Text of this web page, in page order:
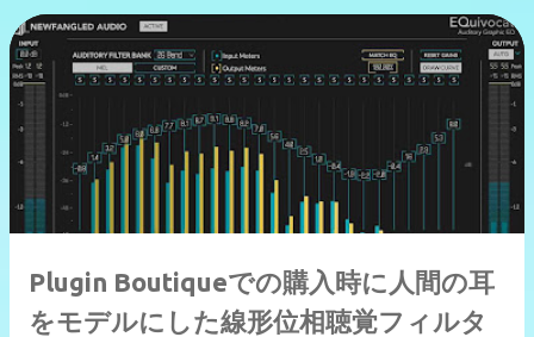
Plugin Boutiqueでの購入時に人間の耳
をモデルにした線形位相聴覚フィルタ